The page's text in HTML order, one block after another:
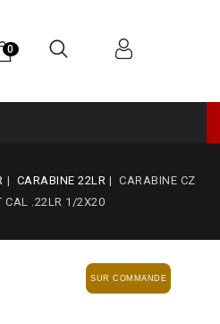
0
CARABINE 22LR
CARABINE CZ
CAL .22LR 1/2X20
SUR COMMANDE